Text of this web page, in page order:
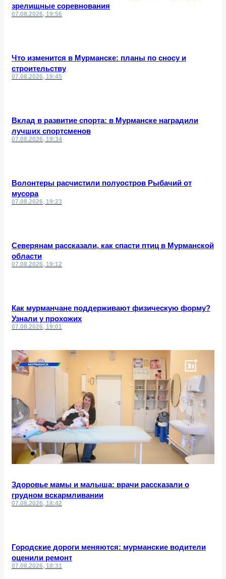
зрелищные соревнования
07.08.2026, 19:56
Что изменится в Мурманске: планы по сносу и
строительству
07.08.2026, 19:45
Вклад в развитие спорта: в Мурманске наградили
лучших спортсменов
07.08.2026, 19:34
Волонтеры расчистили полуостров Рыбачий от
мусора
07.08.2026, 19:23
Северянам рассказали, как спасти птиц в Мурманской
области
07.08.2026, 19:12
Как мурманчане поддерживают физическую форму?
Узнали у прохожих
07.08.2026, 19:01
Здоровье мамы и малыша: врачи рассказали о
грудном вскармливании
07.08.2026, 18:42
Городские дороги меняются: мурманские водители
оценили ремонт
07.08.2026, 18:31